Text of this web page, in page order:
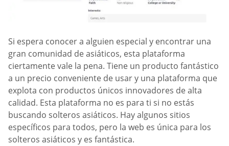
Si espera conocer a alguien especial y encontrar una
gran comunidad de asiáticos, esta plataforma
ciertamente vale la pena. Tiene un producto fantástico
a un precio conveniente de usar y una plataforma que
explota con productos únicos innovadores de alta
calidad. Esta plataforma no es para ti si no estás
buscando solteros asiáticos. Hay algunos sitios
específicos para todos, pero la web es única para los
solteros asiáticos y es fantástica.